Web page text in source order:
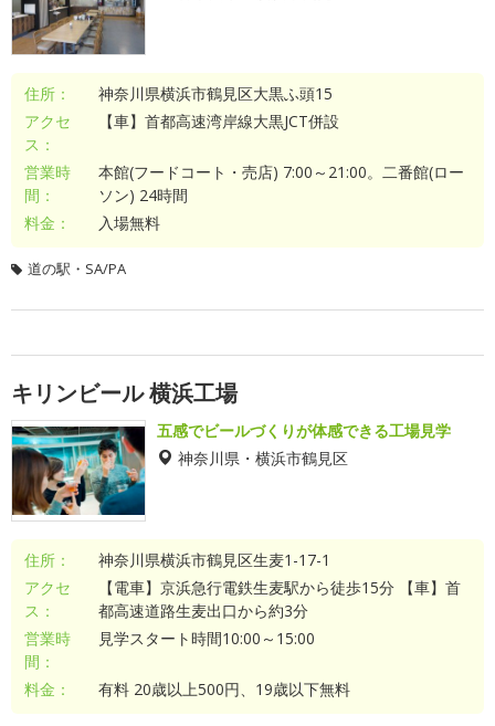
住所：
神奈川県横浜市鶴見区大黒ふ頭15
アクセ
ス：
【車】首都高速湾岸線大黒JCT併設
営業時
間：
本館(フードコート・売店) 7:00～21:00。二番館(ロー
ソン) 24時間
料金：
入場無料
道の駅・SA/PA
キリンビール 横浜工場
五感でビールづくりが体感できる工場見学
神奈川県・横浜市鶴見区
住所：
神奈川県横浜市鶴見区生麦1-17-1
アクセ
ス：
【電車】京浜急行電鉄生麦駅から徒歩15分 【車】首
都高速道路生麦出口から約3分
営業時
間：
見学スタート時間10:00～15:00
料金： 有料 20歳以上500円、19歳以下無料